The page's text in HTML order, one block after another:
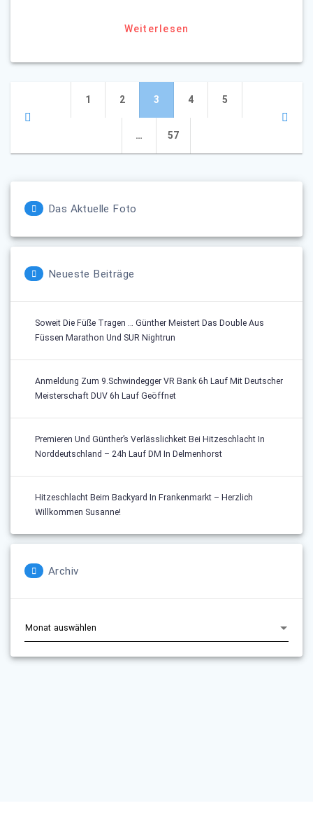
Weiterlesen
Beitragsnavigation
Seite
1 Seite
2 Seite
3 Seite
4 Seite
5
… Seite
57
Das Aktuelle Foto
Neueste Beiträge
Soweit Die Füße Tragen … Günther Meistert Das Double Aus
Füssen Marathon Und SUR Nightrun
Anmeldung Zum 9.Schwindegger VR Bank 6h Lauf Mit Deutscher
Meisterschaft DUV 6h Lauf Geöffnet
Premieren Und Günther’s Verlässlichkeit Bei Hitzeschlacht In
Norddeutschland – 24h Lauf DM In Delmenhorst
Hitzeschlacht Beim Backyard In Frankenmarkt – Herzlich
Willkommen Susanne!
Archiv